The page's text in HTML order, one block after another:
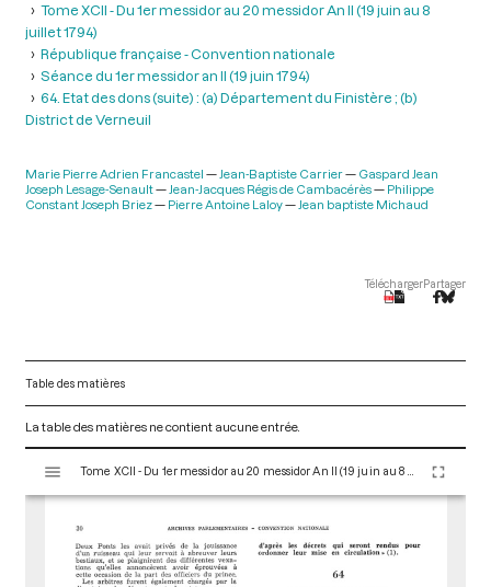
Tome XCII - Du 1er messidor au 20 messidor An II (19 juin au 8
juillet 1794)
République française - Convention nationale
Séance du 1er messidor an II (19 juin 1794)
64. Etat des dons (suite) : (a) Département du Finistère ; (b)
District de Verneuil
Marie Pierre Adrien Francastel Jean-Baptiste Carrier
Gaspard Jean
Joseph Lesage-Senault
Jean-Jacques Régis de Cambacérès
Philippe
Constant Joseph Briez
Pierre Antoine Laloy Jean baptiste Michaud
TéléchargerPartager
Table des matières
La table des matières ne contient aucune entrée.
s